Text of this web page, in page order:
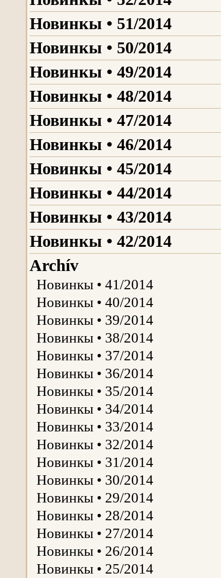
Новинкы • 51/2014
Новинкы • 50/2014
Новинкы • 49/2014
Новинкы • 48/2014
Новинкы • 47/2014
Новинкы • 46/2014
Новинкы • 45/2014
Новинкы • 44/2014
Новинкы • 43/2014
Новинкы • 42/2014
Archív
Новинкы • 41/2014
Новинкы • 40/2014
Новинкы • 39/2014
Новинкы • 38/2014
Новинкы • 37/2014
Новинкы • 36/2014
Новинкы • 35/2014
Новинкы • 34/2014
Новинкы • 33/2014
Новинкы • 32/2014
Новинкы • 31/2014
Новинкы • 30/2014
Новинкы • 29/2014
Новинкы • 28/2014
Новинкы • 27/2014
Новинкы • 26/2014
Новинкы • 25/2014